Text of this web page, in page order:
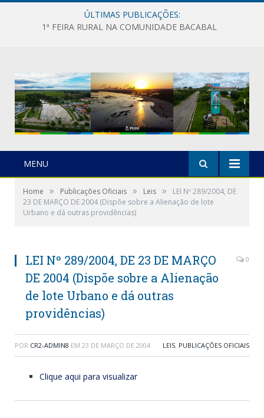
ÚLTIMAS PUBLICAÇÕES:
1ª FEIRA RURAL NA COMUNIDADE BACABAL
MENU
Home » Publicações Oficiais » Leis »
LEI Nº 289/2004, DE
23 DE MARÇO DE 2004 (Dispõe sobre a Alienação de lote
Urbano e dá outras providências)
LEI Nº 289/2004, DE 23 DE MARÇO
DE 2004 (Dispõe sobre a Alienação
de lote Urbano e dá outras
providências)
0
POR CR2-ADMIN8 EM 23 DE MARÇO DE 2004 LEIS, PUBLICAÇÕES OFICIAIS
Clique aqui para visualizar